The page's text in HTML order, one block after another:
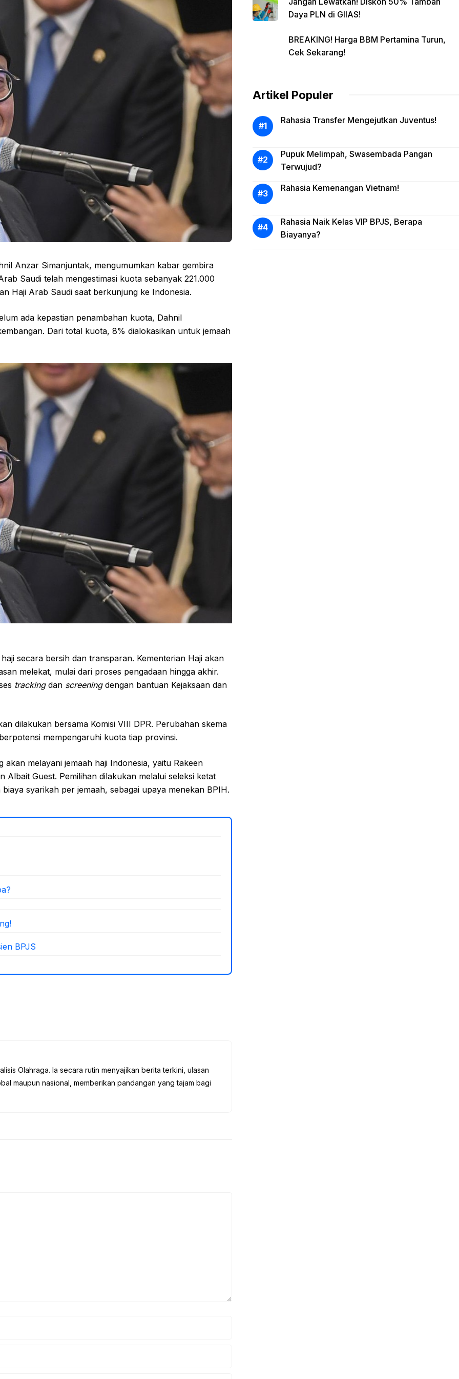
Anzar Simanjuntak, mengumumkan kabar gembira
Saudi telah mengestimasi kuota sebanyak 221.000
Haji Arab Saudi saat berkunjung ke Indonesia.
ada kepastian penambahan kuota, Dahnil
Dari total kuota, 8% dialokasikan untuk jemaah
secara bersih dan transparan. Kementerian Haji akan
melekat, mulai dari proses pengadaan hingga akhir.
trackingdan screeningdengan bantuan Kejaksaan dan
dilakukan bersama Komisi VIII DPR. Perubahan skema
mempengaruhi kuota tiap provinsi.
melayani jemaah haji Indonesia, yaitu Rakeen
Guest. Pemilihan dilakukan melalui seleksi ketat
syarikah per jemaah, sebagai upaya menekan BPIH.
BPJS
Olahraga. Ia secara rutin menyajikan berita terkini, ulasan
maupun nasional, memberikan pandangan yang tajam bagi
Daya PLN di GIIAS!
BREAKING! Harga BBM Pertamina Turun,
Cek Sekarang!
Artikel Populer
Rahasia Transfer Mengejutkan Juventus!
Pupuk Melimpah, Swasembada Pangan
Terwujud?
Rahasia Kemenangan Vietnam!
Rahasia Naik Kelas VIP BPJS, Berapa
Biayanya?